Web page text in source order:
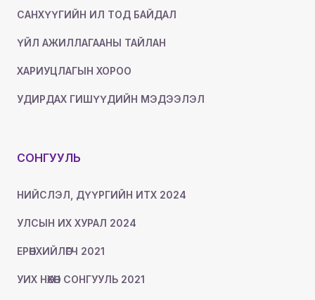
САНХҮҮГИЙН ИЛ ТОД БАЙДАЛ
ҮЙЛ АЖИЛЛАГААНЫ ТАЙЛАН
ХАРИУЦЛАГЫН ХОРОО
УДИРДАХ ГИШҮҮДИЙН МЭДЭЭЛЭЛ
СОНГУУЛЬ
НИЙСЛЭЛ, ДҮҮРГИЙН ИТХ 2024
УЛСЫН ИХ ХУРАЛ 2024
ЕРӨНХИЙЛӨГЧ 2021
УИХ НӨХӨН СОНГУУЛЬ 2021